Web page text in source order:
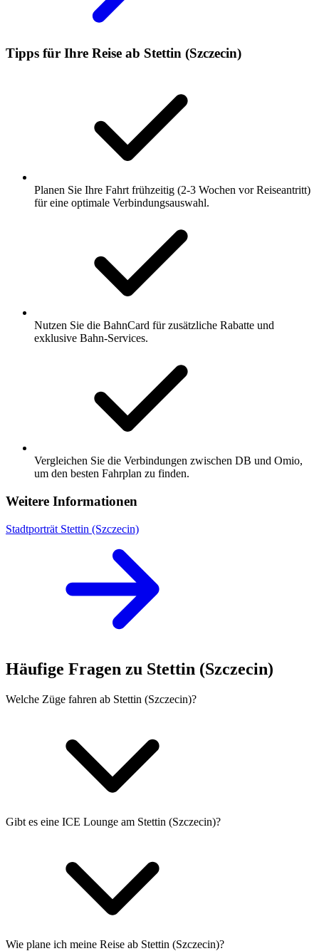
Tipps für Ihre Reise ab Stettin (Szczecin)
Planen Sie Ihre Fahrt frühzeitig (2-3 Wochen vor Reiseantritt)
für eine optimale Verbindungsauswahl.
Nutzen Sie die BahnCard für zusätzliche Rabatte und
exklusive Bahn-Services.
Vergleichen Sie die Verbindungen zwischen DB und Omio,
um den besten Fahrplan zu finden.
Weitere Informationen
Stadtporträt Stettin (Szczecin)
Häufige Fragen zu Stettin (Szczecin)
Welche Züge fahren ab Stettin (Szczecin)?
Gibt es eine ICE Lounge am Stettin (Szczecin)?
Wie plane ich meine Reise ab Stettin (Szczecin)?